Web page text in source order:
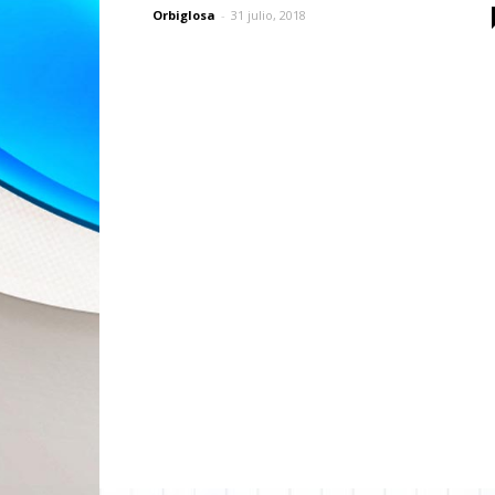
Orbiglosa - 31 julio, 2018